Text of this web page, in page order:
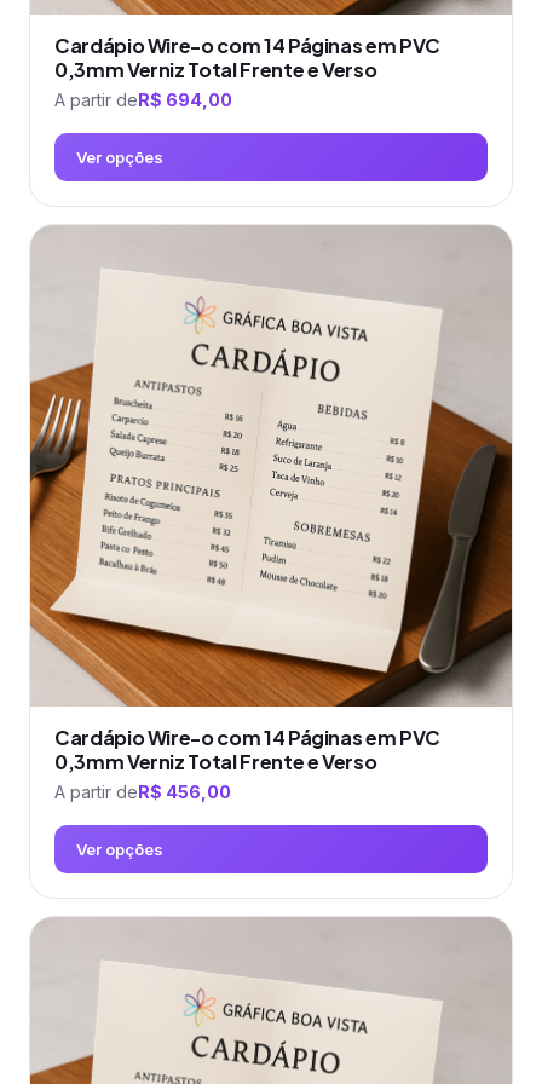
Cardápio Wire-o com 14 Páginas em PVC
0,3mm Verniz Total Frente e Verso
A partir deR$ 694,00
Ver opções
Este
produto
As
opções
podem
ser
escolhidas
na
página
do
produto
Cardápio Wire-o com 14 Páginas em PVC
0,3mm Verniz Total Frente e Verso
A partir deR$ 456,00
Ver opções
Este
produto
As